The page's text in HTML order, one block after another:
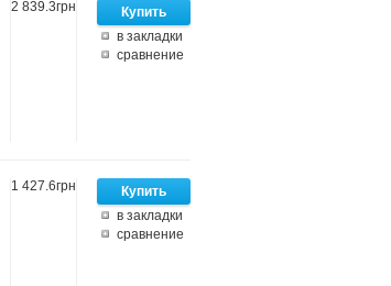
в закладки
сравнение
2 839.3грн
в закладки
сравнение
1 427.6грн